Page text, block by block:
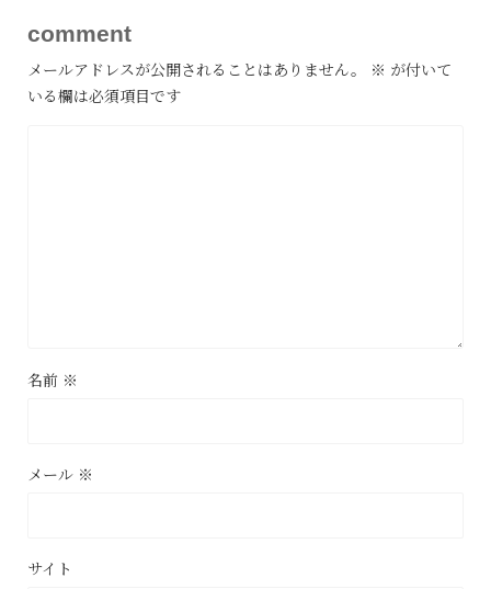
comment
メールアドレスが公開されることはありません。 ※ が付いて
いる欄は必須項目です
名前 ※
メール ※
サイト